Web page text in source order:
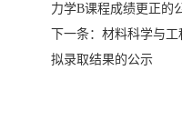
力学B课程成绩更正的
下一条： 材料科学与工
拟录取结果的公示